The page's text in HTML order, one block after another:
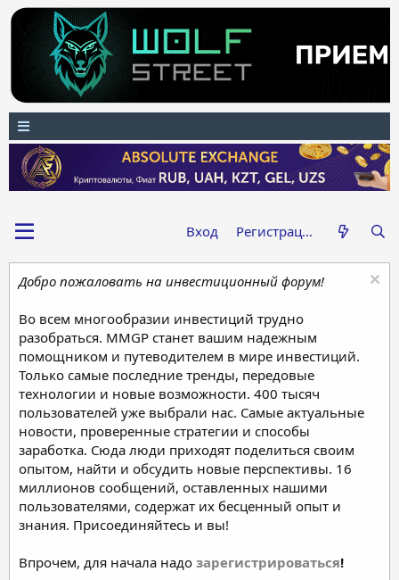
Вход Регистрация
Добро пожаловать на инвестиционный форум!
Во всем многообразии инвестиций трудно
разобраться. MMGP станет вашим надежным
помощником и путеводителем в мире инвестиций.
Только самые последние тренды, передовые
технологии и новые возможности. 400 тысяч
пользователей уже выбрали нас. Самые актуальные
новости, проверенные стратегии и способы
заработка. Сюда люди приходят поделиться своим
опытом, найти и обсудить новые перспективы. 16
миллионов сообщений, оставленных нашими
пользователями, содержат их бесценный опыт и
знания. Присоединяйтесь и вы!
Впрочем, для начала надо зарегистрироваться!